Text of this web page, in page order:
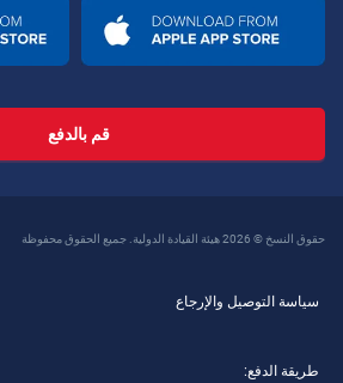
قم بالدفع
حقوق النسخ © 2026 هيئة القيادة الدولية. جميع الحقوق محفوظة
سياسة التوصيل والإرجاع
طريقة الدفع: